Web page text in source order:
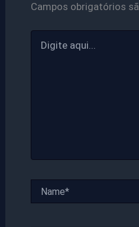
Campos obrigatórios
aqui...